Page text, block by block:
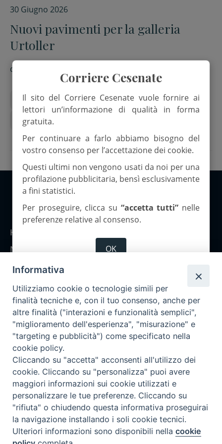
30 Giugno 2026
Nuovi pavimenti per la galleria
Urtoller
di
Centro storico Galleria Urtoller
Lavori pubblici
Copyright 2026 ©Corriere Cesenate
Home
Notizie
Rubriche
Chi siamo
Come abbonarsi
Contatti
Corriere Cesenate
Il sito del Corriere Cesenate vuole fornire ai
lettori un’informazione di qualità in forma
gratuita.
Per continuare a farlo abbiamo bisogno del
vostro consenso per l’accettazione dei cookie.
Questi ultimi non vengono usati da noi per una
profilazione pubblicitaria, bensì esclusivamente
a fini statistici.
Per proseguire, clicca su “accetta tutti” nelle
preferenze relative al consenso.
OK
Informativa
Utilizziamo cookie o tecnologie simili per
finalità tecniche e, con il tuo consenso, anche per
altre finalità ("interazioni e funzionalità semplici",
"miglioramento dell'esperienza", "misurazione" e
"targeting e pubblicità") come specificato nella
cookie policy.
Cliccando su "accetta" acconsenti all'utilizzo dei
cookie. Cliccando su "personalizza" puoi avere
maggiori informazioni sui cookie utilizzati e
personalizzare le tue preferenze. Cliccando su
"rifiuta" o chiudendo questa informativa proseguirai
la navigazione installando i soli cookie tecnici.
Ulteriori informazioni sono disponibili nellacookie